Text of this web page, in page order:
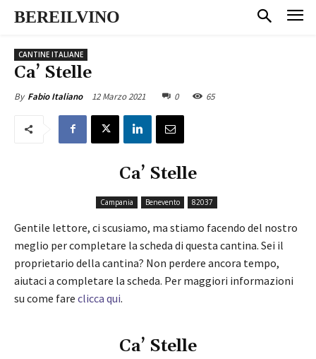
BEREILVINO
CANTINE ITALIANE
Ca’ Stelle
By Fabio Italiano 12 Marzo 2021 0 65
Ca’ Stelle
Campania Benevento 82037
Gentile lettore, ci scusiamo, ma stiamo facendo del nostro
meglio per completare la scheda di questa cantina. Sei il
proprietario della cantina? Non perdere ancora tempo,
aiutaci a completare la scheda. Per maggiori informazioni
su come fare clicca qui.
Ca’ Stelle